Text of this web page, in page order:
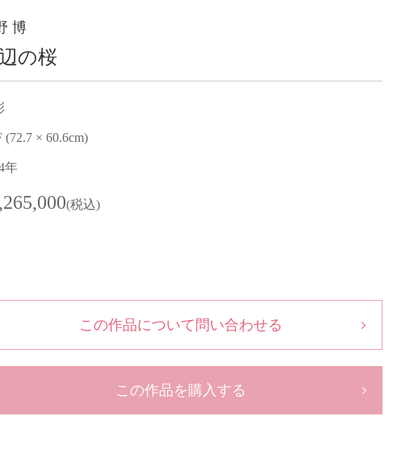
博
の桜
(72.7 × 60.6cm)
年
(税込)
この作品について問い合わせる
この作品を購入する